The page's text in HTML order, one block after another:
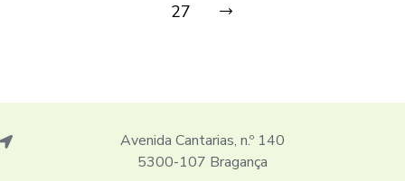
27
Avenida Cantarias, n.º 140
5300-107 Bragança